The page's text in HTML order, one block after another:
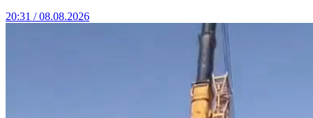
20:31 / 08.08.2026